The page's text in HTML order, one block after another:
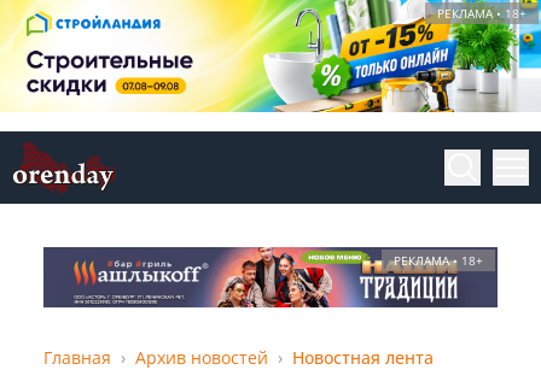
РЕКЛАМА • 18+
РЕКЛАМА • 18+
Главная Архив новостей Новостная лента